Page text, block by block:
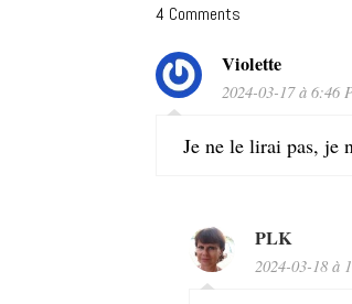
4 Comments
Violette
2024-03-17 à 6:46
Je ne le lirai pas, je
PLK
2024-03-18 à